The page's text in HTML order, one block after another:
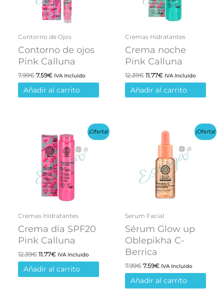
Contorno de Ojos
Contorno de ojos
Pink Calluna
7.99€El
precio
original
era:
7.59€El
precio
actual
es:
IVA Incluido
Añadir al carrito
Cremas Hidratantes
Crema noche
Pink Calluna
12.39€El
precio
original
era:
11.77€El
precio
actual
es:
IVA Incluido
Añadir al carrito
¡Oferta!
Cremas Hidratantes
Crema día SPF20
Pink Calluna
12.39€El
precio
original
era:
11.77€El
precio
actual
es:
IVA Incluido
Añadir al carrito
¡Oferta!
Serum Facial
Sérum Glow up
Oblepikha C-
Berrica
7.99€El
precio
original
era:
7.59€El
precio
actual
es:
IVA Incluido
Añadir al carrito